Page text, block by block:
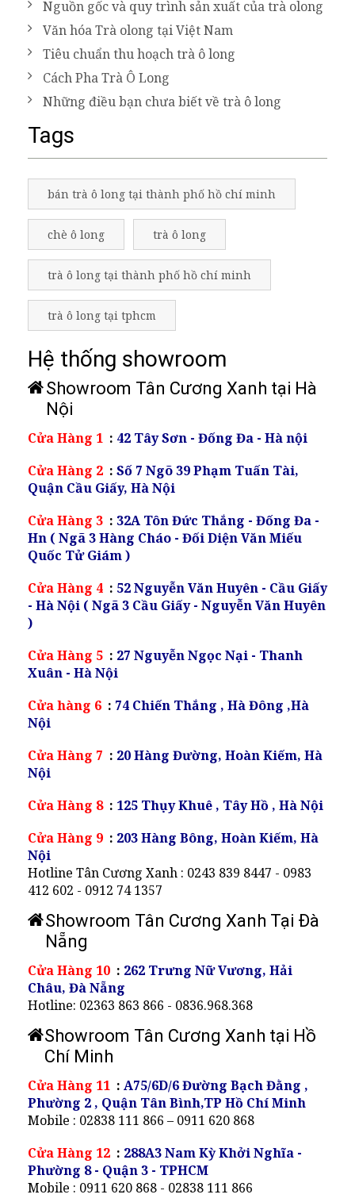
Nguồn gốc và quy trình sản xuất của trà olong
Văn hóa Trà olong tại Việt Nam
Tiêu chuẩn thu hoạch trà ô long
Cách Pha Trà Ô Long
Những điều bạn chưa biết về trà ô long
Tags
bán trà ô long tại thành phố hồ chí minh
chè ô long trà ô long
trà ô long tại thành phố hồ chí minh
trà ô long tại tphcm
Hệ thống showroom
Showroom Tân Cương Xanh tại Hà
Nội
Cửa Hàng 1 : 42 Tây Sơn - Đống Đa - Hà nội
Cửa Hàng 2 : Số 7 Ngõ 39 Phạm Tuấn Tài,
Quận Cầu Giấy, Hà Nội
Cửa Hàng 3 : 32A Tôn Đức Thắng - Đống Đa -
Hn ( Ngã 3 Hàng Cháo - Đối Diện Văn Miếu
Quốc Tử Giám )
Cửa Hàng 4 : 52 Nguyễn Văn Huyên - Cầu Giấy
- Hà Nội ( Ngã 3 Cầu Giấy - Nguyễn Văn Huyên
)
Cửa Hàng 5 : 27 Nguyễn Ngọc Nại - Thanh
Xuân - Hà Nội
Cửa hàng 6 : 74 Chiến Thắng , Hà Đông ,Hà
Nội
Cửa Hàng 7 : 20 Hàng Đường, Hoàn Kiếm, Hà
Nội
Cửa Hàng 8 : 125 Thụy Khuê , Tây Hồ , Hà Nội
Cửa Hàng 9 : 203 Hàng Bông, Hoàn Kiếm, Hà
Nội
Hotline Tân Cương Xanh : 0243 839 8447 - 0983
412 602 - 0912 74 1357
Showroom Tân Cương Xanh Tại Đà
Nẵng
Cửa Hàng 10 : 262 Trưng Nữ Vương, Hải
Châu, Đà Nẵng
Hotline: 02363 863 866 - 0836.968.368
Showroom Tân Cương Xanh tại Hồ
Chí Minh
Cửa Hàng 11 : A75/6D/6 Đường Bạch Đằng ,
Phường 2 , Quận Tân Bình,TP Hồ Chí Minh
Mobile : 02838 111 866 – 0911 620 868
Cửa Hàng 12 : 288A3 Nam Kỳ Khởi Nghĩa -
Phường 8 - Quận 3 - TPHCM
Mobile : 0911 620 868 - 02838 111 866